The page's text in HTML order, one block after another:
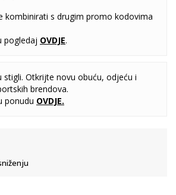
kombinirati s drugim promo kodovima
pogledaj OVDJE.
stigli. Otkrijte novu obuću, odjeću i
brendova.
ponudu OVDJE.